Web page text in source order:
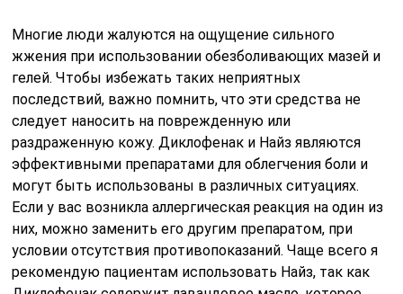
Многие люди жалуются на ощущение сильного
жжения при использовании обезболивающих мазей и
гелей. Чтобы избежать таких неприятных
последствий, важно помнить, что эти средства не
следует наносить на поврежденную или
раздраженную кожу. Диклофенак и Найз являются
эффективными препаратами для облегчения боли и
могут быть использованы в различных ситуациях.
Если у вас возникла аллергическая реакция на один из
них, можно заменить его другим препаратом, при
условии отсутствия противопоказаний. Чаще всего я
рекомендую пациентам использовать Найз, так как